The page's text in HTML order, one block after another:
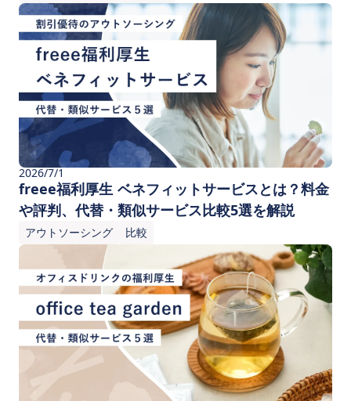
2026/7/1
freee福利厚生 ベネフィットサービスとは？料金
や評判、代替・類似サービス比較5選を解説
アウトソーシング 比較